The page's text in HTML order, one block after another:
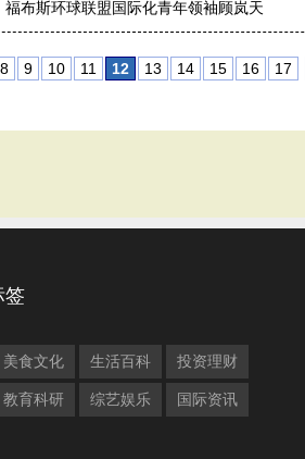
布斯环球联盟国际化青年领袖顾岚天
8 9 10 11 12 13 14 15 16 17
签
美食文化 生活百科 投资理财
教育科研 综艺娱乐 国际资讯